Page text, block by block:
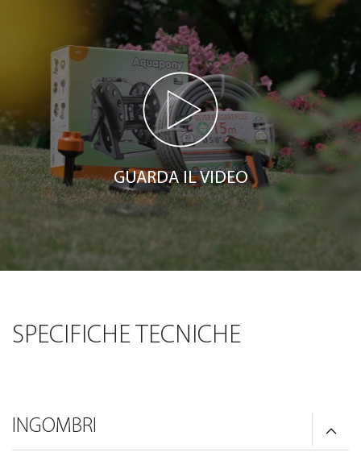
GUARDA IL VIDEO
SPECIFICHE TECNICHE
INGOMBRI